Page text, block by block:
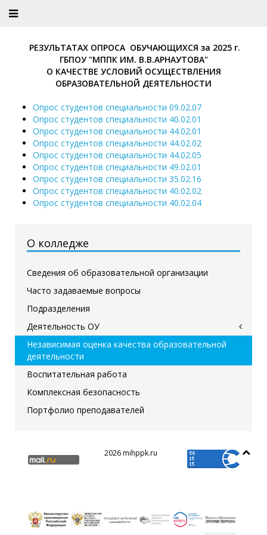
РЕЗУЛЬТАТАХ ОПРОСА ОБУЧАЮЩИХСЯ за 2025 г.
ГБПОУ "МППК ИМ. В.В.АРНАУТОВА"
О КАЧЕСТВЕ УСЛОВИЙ ОСУЩЕСТВЛЕНИЯ
ОБРАЗОВАТЕЛЬНОЙ ДЕЯТЕЛЬНОСТИ
Опрос студентов специальности 09.02.07
Опрос студентов специальности 40.02.01
Опрос студентов специальности 44.02.01
Опрос студентов специальности 44.02.02
Опрос студентов специальности 44.02.05
Опрос студентов специальности 49.02.01
Опрос студентов специальности 35.02.16
Опрос студентов специальности 40.02.02
Опрос студентов специальности 40.02.04
О колледже
Сведения об образовательной организации
Часто задаваемые вопросы
Подразделения
Деятельность ОУ
Независимая оценка качества образовательной
деятельности
Воспитательная работа
Комплексная безопасность
Портфолио преподавателей
2026 mihppk.ru